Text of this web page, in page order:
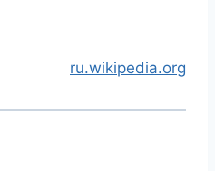
ru.wikipedia.org